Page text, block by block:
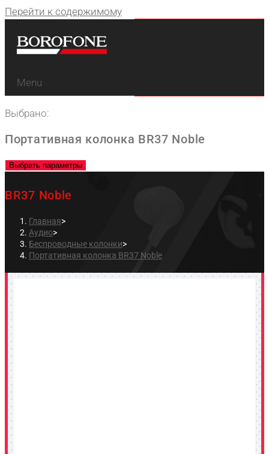
Перейти к содержимому
Menu
Выбрано:
Портативная колонка BR37 Noble
Выбрать параметры
BR37 Noble
Главная>
Аудио>
Беспроводные колонки>
Портативная колонка BR37 Noble